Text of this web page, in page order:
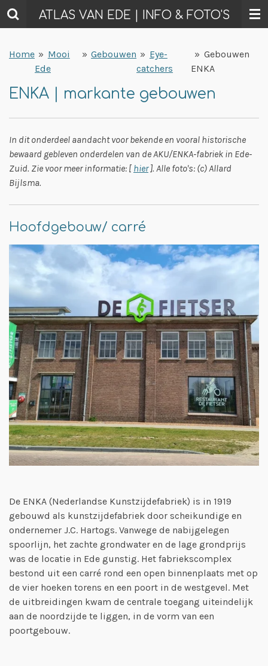
Ga
direct
de
hoofdinhoud
ATLAS VAN EDE | INFO & FOTO'S
Home » Mooi
Ede
» Gebouwen » Eye-
catchers
» Gebouwen
ENKA
ENKA | markante gebouwen
In dit onderdeel aandacht voor bekende en vooral historische
bewaard gebleven onderdelen van de AKU/ENKA-fabriek in Ede-
Zuid. Zie voor meer informatie: [ hier]. Alle foto's: (c) Allard
Bijlsma.
Hoofdgebouw/ carré
De ENKA (Nederlandse Kunstzijdefabriek) is in 1919
gebouwd als kunstzijdefabriek door scheikundige en
ondernemer J.C. Hartogs. Vanwege de nabijgelegen
spoorlijn, het zachte grondwater en de lage grondprijs
was de locatie in Ede gunstig. Het fabriekscomplex
bestond uit een carré rond een open binnenplaats met op
de vier hoeken torens en een poort in de westgevel. Met
de uitbreidingen kwam de centrale toegang uiteindelijk
aan de noordzijde te liggen, in de vorm van een
poortgebouw.